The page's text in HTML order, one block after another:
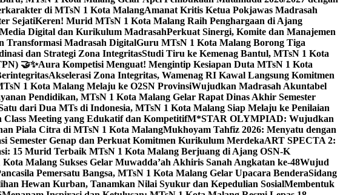
di MTsN 1 Kota MalangAmanat Kritis Ketua Pokjawas Madrasah
SejatiKeren! Murid MTsN 1 Kota Malang Raih Penghargaan di Ajang
Digital dan Kurikulum MadrasahPerkuat Sinergi, Komite dan Manajemen
Madrasah DigitalGuru MTsN 1 Kota Malang Borong Tiga
dan Strategi Zona IntegritasStudi Tiru ke Kemenag Bantul, MTsN 1 Kota
🤝✨Aura Kompetisi Menguat! Mengintip Kesiapan Duta MTsN 1 Kota
Akselerasi Zona Integritas, Wamenag RI Kawal Langsung Komitmen
1 Kota Malang Melaju ke O2SN ProvinsiWujudkan Madrasah Akuntabel
Pendidikan, MTsN 1 Kota Malang Gelar Rapat Dinas Akhir Semester
dari Dua MTs di Indonesia, MTsN 1 Kota Malang Siap Melaju ke Penilaian
Class Meeting yang Edukatif dan KompetitifM*STAR OLYMPIAD: Wujudkan
Piala Citra di MTsN 1 Kota MalangMukhoyam Tahfiz 2026: Menyatu dengan
Semester Genap dan Perkuat Komitmen Kurikulum MerdekaART SPECTA 2:
15 Murid Terbaik MTsN 1 Kota Malang Berjuang di Ajang OSN-K
Malang Sukses Gelar Muwadda’ah Akhiris Sanah Angkatan ke-48Wujud
Pemersatu Bangsa, MTsN 1 Kota Malang Gelar Upacara BenderaSidang
Hewan Kurban, Tanamkan Nilai Syukur dan Kepedulian SosialMembentuk